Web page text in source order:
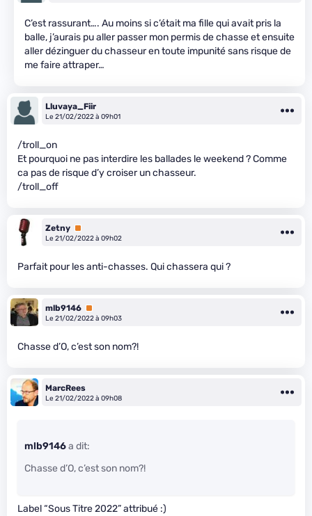
C’est rassurant…. Au moins si c’était ma fille qui avait pris la
balle, j’aurais pu aller passer mon permis de chasse et ensuite
aller dézinguer du chasseur en toute impunité sans risque de
me faire attraper…
Lluvaya_Fiir
Le 21/02/2022 à 09h01
/troll_on
Et pourquoi ne pas interdire les ballades le weekend ? Comme
ca pas de risque d’y croiser un chasseur.
/troll_off
Zetny Premium
Le 21/02/2022 à 09h02
Parfait pour les anti-chasses. Qui chassera qui ?
mlb9146 Premium
Le 21/02/2022 à 09h03
Chasse d’O, c’est son nom?!
MarcRees
Le 21/02/2022 à 09h08
mlb9146a dit:
Chasse d’O, c’est son nom?!
Label “Sous Titre 2022” attribué :)